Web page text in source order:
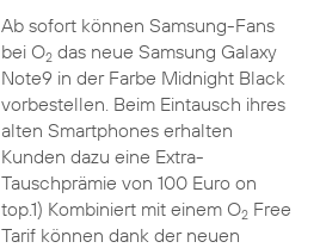
Ab sofort können Samsung-Fans
bei O2das neue Samsung Galaxy
Note9 in der Farbe Midnight Black
vorbestellen. Beim Eintausch ihres
alten Smartphones erhalten
Kunden dazu eine Extra-
Tauschprämie von 100 Euro on
top.1) Kombiniert mit einem O2Free
Tarif können dank der neuen